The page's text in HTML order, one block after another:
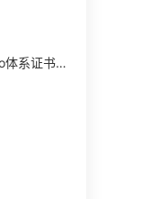
福建省人民政府颁发《关于加强市场工业iso体系证书质量监督检验与管理的暂行规定》的通知